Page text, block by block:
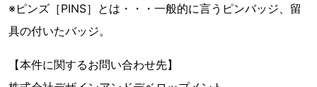
※ピンズ［PINS］とは・・・一般的に言うピンバッジ、留
具の付いたバッジ。
【本件に関するお問い合わせ先】